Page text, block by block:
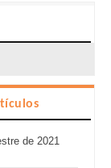
de 2021